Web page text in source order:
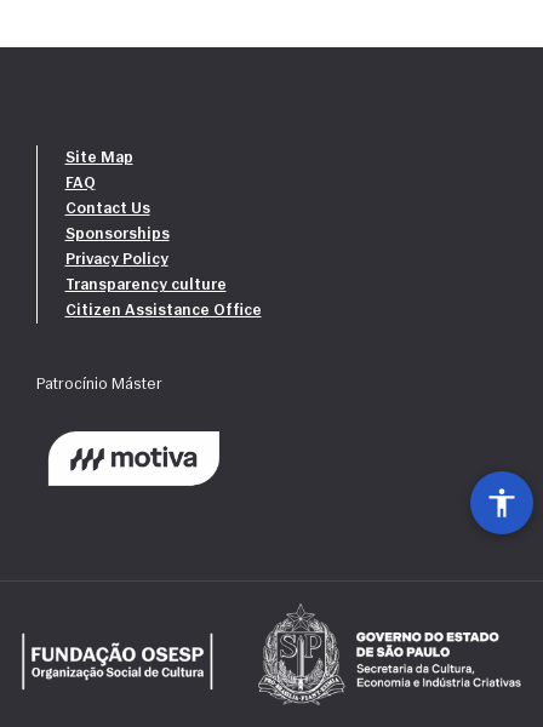
Site Map
FAQ
Contact Us
Sponsorships
Privacy Policy
Transparency culture
Citizen Assistance Office
Patrocínio Máster